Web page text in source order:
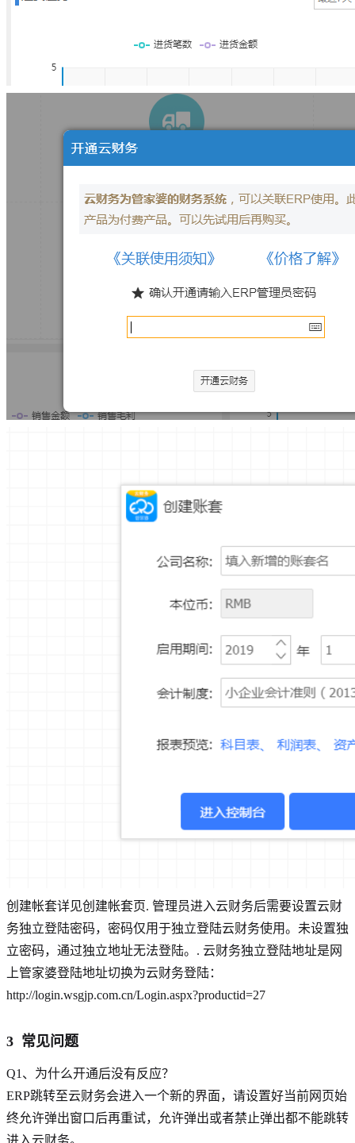
创建帐套详见创建帐套页. 管理员进入云财务后需要设置云财
务独立登陆密码，密码仅用于独立登陆云财务使用。未设置独
立密码，通过独立地址无法登陆。. 云财务独立登陆地址是网
上管家婆登陆地址切换为云财务登陆：
http://login.wsgjp.com.cn/Login.aspx?productid=27
3 常见问题
Q1、为什么开通后没有反应？
ERP跳转至云财务会进入一个新的界面，请设置好当前网页始
终允许弹出窗口后再重试，允许弹出或者禁止弹出都不能跳转
进入云财务。